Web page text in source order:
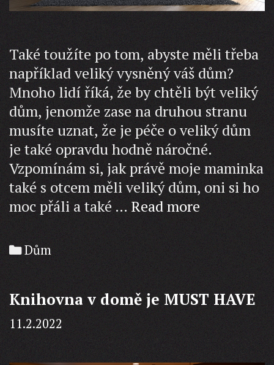
Také toužíte po tom, abyste měli třeba
například veliký vysněný váš dům?
Mnoho lidí říká, že by chtěli být veliký
dům, jenomže zase na druhou stranu
musíte uznat, že je péče o veliký dům
je také opravdu hodně náročné.
Vzpomínám si, jak právě moje maminka
také s otcem měli veliký dům, oni si ho
moc přáli a také … Read more Veliký
Categories
Dům
Knihovna v domě je MUST HAVE
11.2.2022